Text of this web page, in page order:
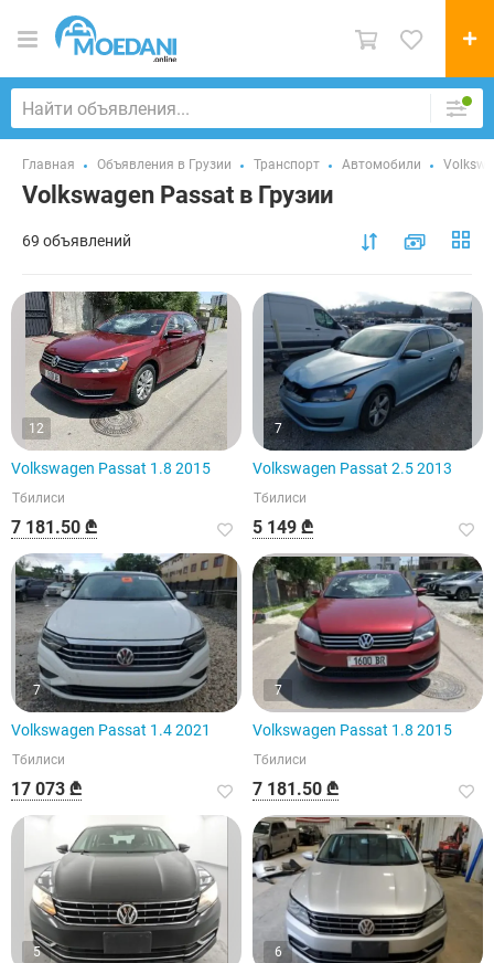
Главная Объявления в Грузии Транспорт Автомобили
Volkswagen Passat в Грузии
69 объявлений
12
Volkswagen Passat 1.8 2015
Тбилиси
7 181.50 ₾
7
Volkswagen Passat 2.5 2013
Тбилиси
5 149 ₾
7
Volkswagen Passat 1.4 2021
Тбилиси
17 073 ₾
7
Volkswagen Passat 1.8 2015
Тбилиси
7 181.50 ₾
5 6